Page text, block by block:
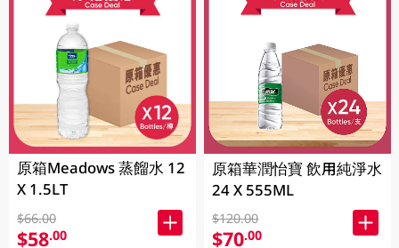
原箱Meadows 蒸餾水 12
X 1.5LT
$66.00
$58.00
原箱華潤怡寶 飲用純淨水
24 X 555ML
$120.00
$70.00